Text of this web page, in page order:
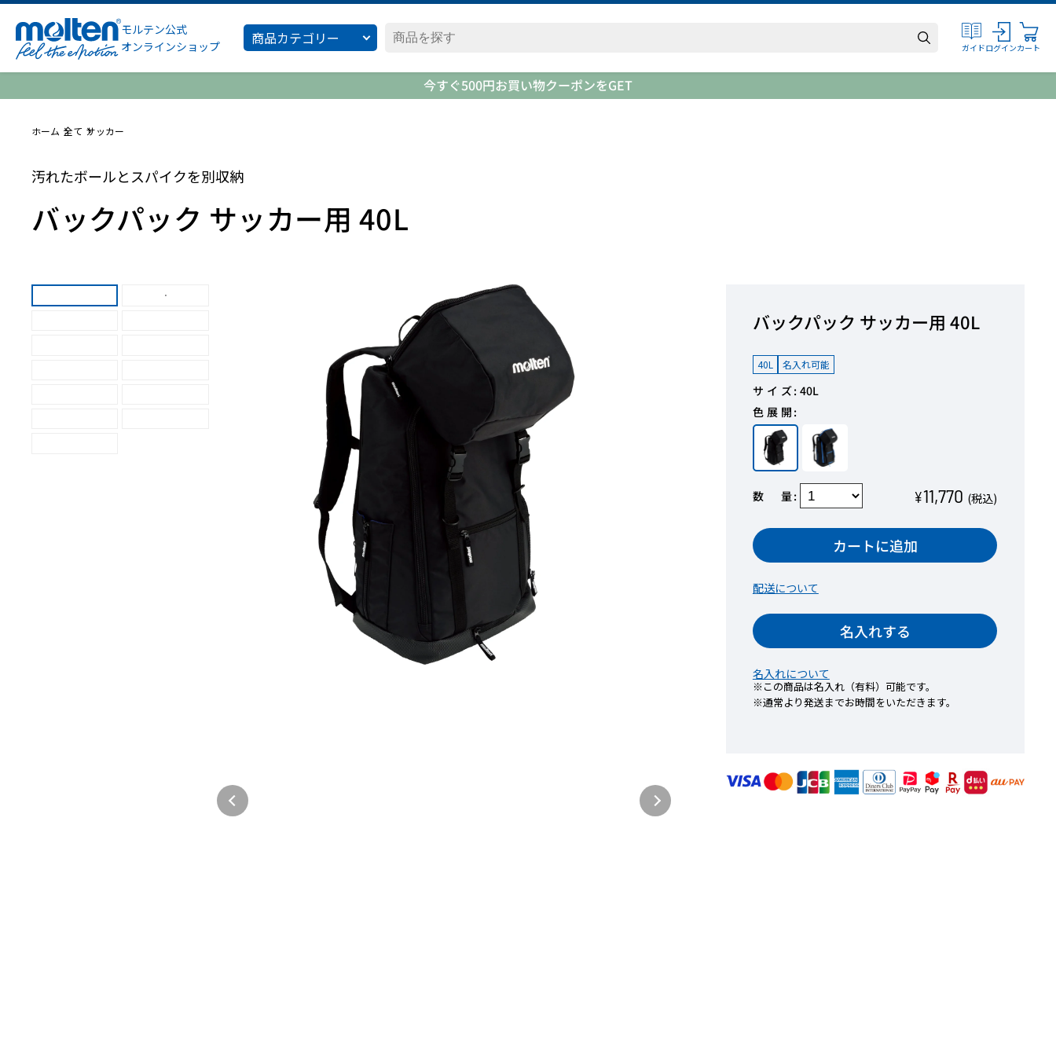
モルテン公式
オンラインショップ
商品カテゴリー
ガイドログインカート
今すぐ500円お買い物クーポンをGET
ホーム 全て サッカー
汚れたボールとスパイクを別収納
バックパック サッカー用 40L
バックパック サッカー用 40L
40L 名入れ可能
サイズ 40L
色展開
数量 ¥11,770 (税込)
カートに追加
配送について
名入れする
名入れについて
※この商品は名入れ（有料）可能です。
※通常より発送までお時間をいただきます。